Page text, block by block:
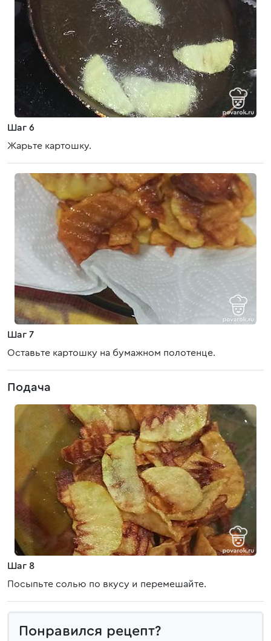
Шаг 6
Жарьте картошку.
Шаг 7
Оставьте картошку на бумажном полотенце.
Подача
Шаг 8
Посыпьте солью по вкусу и перемешайте.
Понравился рецепт?